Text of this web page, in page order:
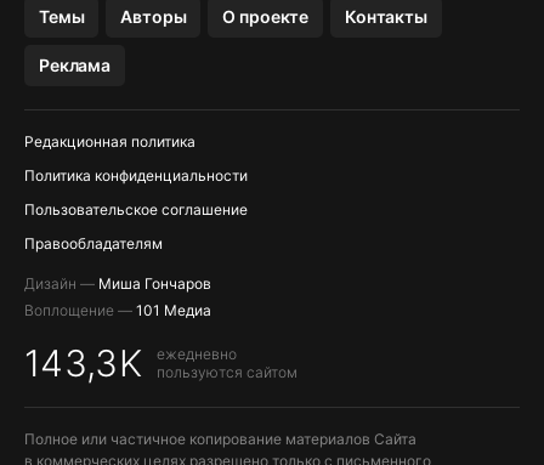
Темы Авторы О проекте Контакты
Реклама
Редакционная политика
Политика конфиденциальности
Пользовательское соглашение
Правообладателям
Дизайн — Миша Гончаров
Воплощение — 101 Медиа
143,3K
ежедневно
пользуются сайтом
Полное или частичное копирование материалов Сайта
в коммерческих целях разрешено только с письменного